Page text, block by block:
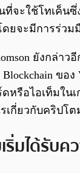
จะใช้โทเค็นซึ่
ดยจะมีการร่ว
ยังกล่าว
Blockchain ของ
หรือไอเท็มใน
เกี่ยวกับคริปโ
เริ่มได้รับ